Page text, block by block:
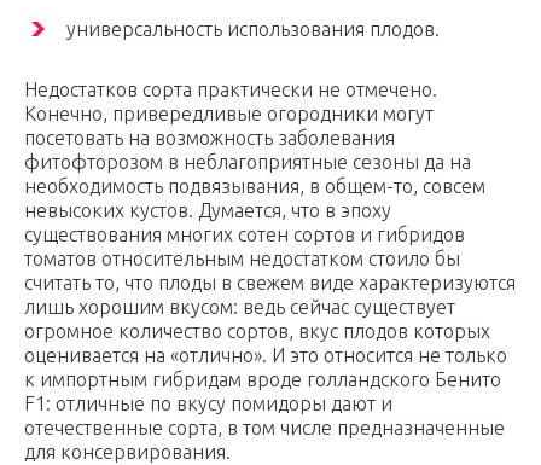
универсальность использования плодов.
Недостатков сорта практически не отмечено.
Конечно, привередливые огородники могут
посетовать на возможность заболевания
фитофторозом в неблагоприятные сезоны да на
необходимость подвязывания, в общем-то, совсем
невысоких кустов. Думается, что в эпоху
существования многих сотен сортов и гибридов
томатов относительным недостатком стоило бы
считать то, что плоды в свежем виде характеризуются
лишь хорошим вкусом: ведь сейчас существует
огромное количество сортов, вкус плодов которых
оценивается на «отлично». И это относится не только
к импортным гибридам вроде голландского Бенито
F1: отличные по вкусу помидоры дают и
отечественные сорта, в том числе предназначенные
для консервирования.